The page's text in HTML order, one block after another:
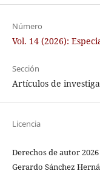
Número
Vol. 14 (2026):
Sección
Artículos de
Licencia
Derechos de autor
Gerardo Sánchez